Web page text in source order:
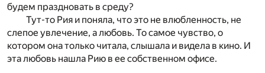
будем праздновать в среду?
Тут-то Рия и поняла, что это не влюбленность, не
слепое увлечение, а любовь. То самое чувство, о
котором она только читала, слышала и видела в кино. И
эта любовь нашла Рию в ее собственном офисе.